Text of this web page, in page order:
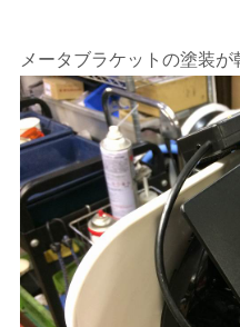
メータブラケットの塗装が